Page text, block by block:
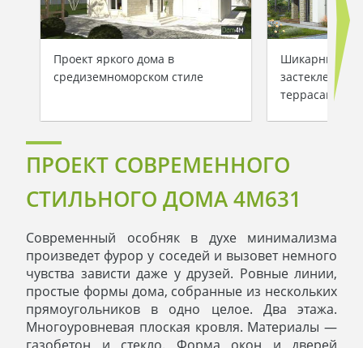
Проект яркого дома в
средиземноморском стиле
Шикарный
террасами
ПРОЕКТ СОВРЕМЕННОГО
СТИЛЬНОГО ДОМА 4M631
Современный особняк в духе минимализма
произведет фурор у соседей и вызовет немного
чувства зависти даже у друзей. Ровные линии,
простые формы дома, собранные из нескольких
прямоугольников в одно целое. Два этажа.
Многоуровневая плоская кровля. Материалы —